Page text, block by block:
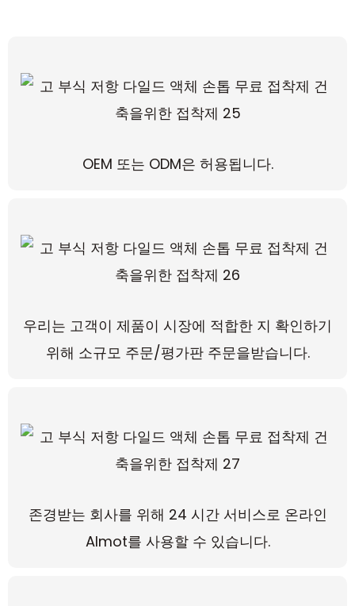
OEM 또는 ODM은 허용됩니다.
우리는 고객이 제품이 시장에 적합한 지 확인하기
위해 소규모 주문/평가판 주문을받습니다.
존경받는 회사를 위해 24 시간 서비스로 온라인
Almot를 사용할 수 있습니다.